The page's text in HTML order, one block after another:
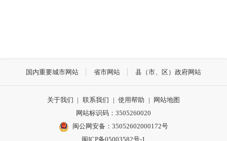
国内重要城市网站 省市网站 县（市、区）政府网站
关于我们 | 联系我们 | 使用帮助 |
网站地图
网站标识码：3505260020
闽公网安备：35052602000172号
闽ICP备05003582号-1